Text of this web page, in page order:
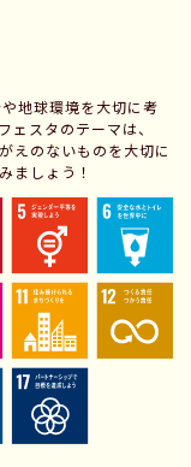
地球環境を大切に考
ェスタのテーマは、
えのないものを大切に
ましょう！